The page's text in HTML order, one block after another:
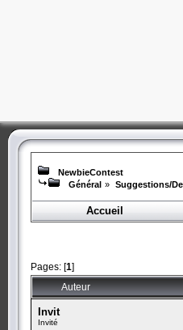
NewbieContest
Général » Suggestions/
Accueil
Pages: [1]
Auteur
Invit
Invité